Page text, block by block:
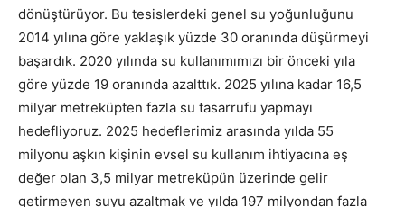
dönüştürüyor. Bu tesislerdeki genel su yoğunluğunu
2014 yılına göre yaklaşık yüzde 30 oranında düşürmeyi
başardık. 2020 yılında su kullanımımızı bir önceki yıla
göre yüzde 19 oranında azalttık. 2025 yılına kadar 16,5
milyar metreküpten fazla su tasarrufu yapmayı
hedefliyoruz. 2025 hedeflerimiz arasında yılda 55
milyonu aşkın kişinin evsel su kullanım ihtiyacına eş
değer olan 3,5 milyar metreküpün üzerinde gelir
getirmeyen suyu azaltmak ve yılda 197 milyondan fazla